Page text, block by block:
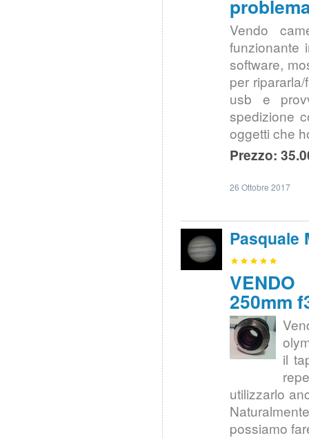
Vendo
funzionante
software,
per
usb e
spedizione
oggetti che
Prezzo:
26 Ottobre 2017
Pasquale
250mm
il
utilizzarlo
possiamo